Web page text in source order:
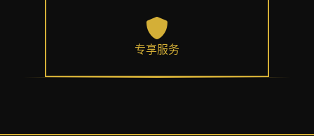
专享服务